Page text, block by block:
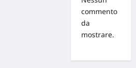
commento
da
mostrare.